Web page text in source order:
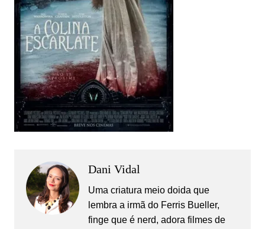
Dani Vidal
Uma criatura meio doida que
lembra a irmã do Ferris Bueller,
finge que é nerd, adora filmes de